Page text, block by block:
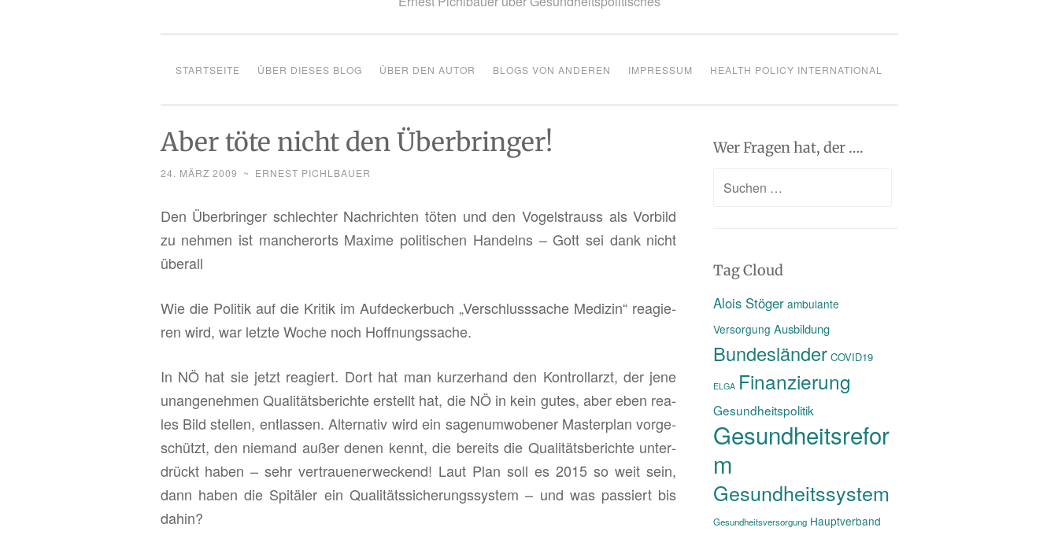
STARTSEITE ÜBER DIESES BLOG ÜBER DEN AUTOR BLOGS VON ANDEREN IMPRESSUM HEALTH POLICY INTERNATIONAL
Aber töte nicht den Überbringer!
24. MÄRZ 2009 ~ ERNEST PICHLBAUER
Den Über­brin­ger schlech­ter Nach­rich­ten töten und den Vo­gel­strauss als Vor­bild
zu neh­men ist man­cher­orts Ma­xi­me po­li­ti­schen Han­delns – Gott sei dank nicht
über­all
Wie die Po­li­tik auf die Kri­tik im Auf­de­cker­buch „Ver­schluss­sa­che Me­di­zin“ re­agie­
ren wird, war letz­te Woche noch Hoff­nungs­sa­che.
In NÖ hat sie jetzt re­agiert. Dort hat man kur­zer­hand den Kon­trol­l­arzt, der jene
un­an­ge­neh­men Qua­li­täts­be­rich­te er­stellt hat, die NÖ in kein gutes, aber eben rea­
les Bild stel­len, ent­las­sen. Al­ter­na­tiv wird ein sa­gen­um­wo­be­ner Mas­ter­plan vor­ge­
schützt, den nie­mand außer denen kennt, die be­reits die Qua­li­täts­be­rich­te un­ter­
drückt haben – sehr ver­trau­en­er­we­ckend! Laut Plan soll es 2015 so weit sein,
dann haben die Spi­tä­ler ein Qua­li­täts­si­che­rungs­sys­tem – und was pas­siert bis
dahin?
Wer Fragen hat, der ….
Suchen
Tag Cloud
Alois Stöger ambulante
Versorgung Ausbildung
Bundesländer COVID19
ELGA Finanzierung
Gesundheitspolitik
Gesundheitsrefor
m
Gesundheitssystem
Gesundheitsversorgung Hauptverband